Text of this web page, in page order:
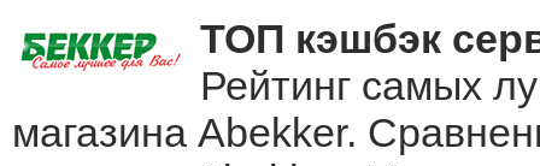
ТОП кэшбэк
Рейтинг самых
магазина Abekker.